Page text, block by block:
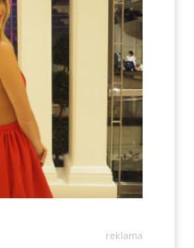
reklama